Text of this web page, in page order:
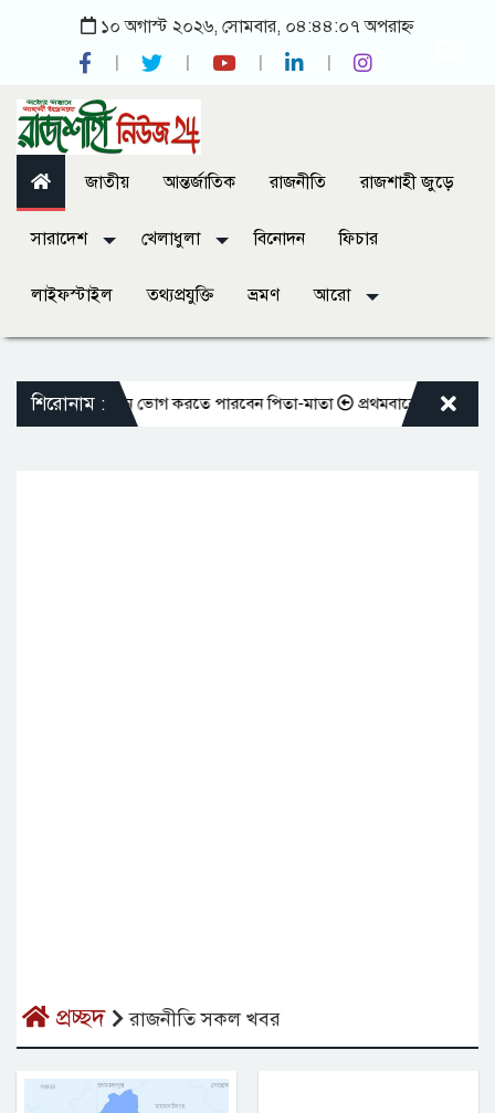
১০ অগাস্ট ২০২৬, সোমবার, ০৪:৪৪:০৭ অপরাহ্ন
জাতীয় আন্তর্জাতিক রাজনীতি রাজশাহী জুড়ে
সারাদেশ খেলাধুলা বিনোদন ফিচার
লাইফস্টাইল তথ্যপ্রযুক্তি ভ্রমণ আরো
শিরোনাম :
আজীবন ভোগ করতে পারবেন পিতা-মাতা প্রথমবারের মতো এমপিওভুক্ত
প্রচ্ছদ রাজনীতি সকল খবর